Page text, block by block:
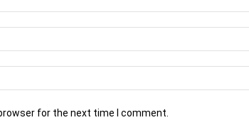
for the next time I comment.